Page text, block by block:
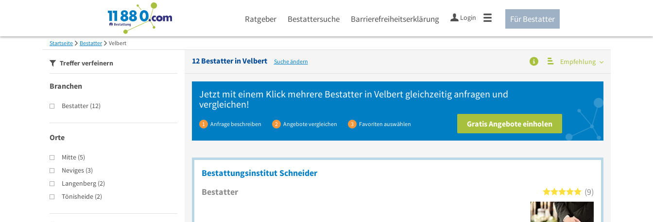
Ratgeber Bestattersuche Barrierefreiheitserklärung Login Für Bestatter
Startseite Bestatter Velbert
Treffer verfeinern
Branchen
Bestatter (12)
Orte
Mitte (5)
Neviges (3)
Langenberg (2)
Tönisheide (2)
12 Bestatter inVelbert Suche ändern Empfehlung
1 Anfrage beschreiben 2 Angebote vergleichen 3 Favoriten auswählen
Jetzt mit einem Klick mehrere Bestatterin Velbert gleichzeitig anfragen und
vergleichen!
Gratis Angebote einholen
Bestattungsinstitut Schneider
Bestatter
9